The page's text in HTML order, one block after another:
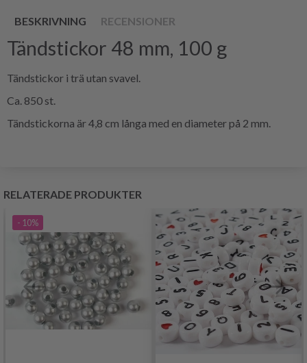
BESKRIVNING RECENSIONER
Tändstickor 48 mm, 100 g
Tändstickor i trä utan svavel.
Ca. 850 st.
Tändstickorna är 4,8 cm långa med en diameter på 2 mm.
RELATERADE PRODUKTER
- 10%